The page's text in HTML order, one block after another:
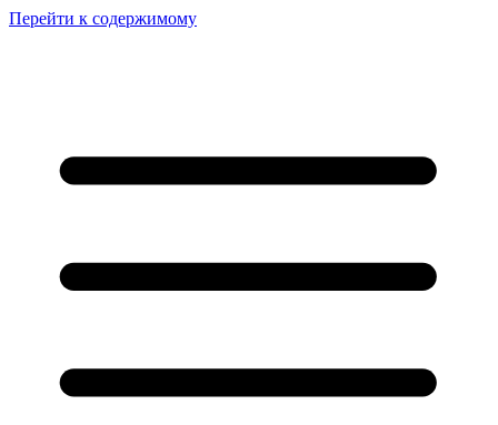
Перейти к содержимому